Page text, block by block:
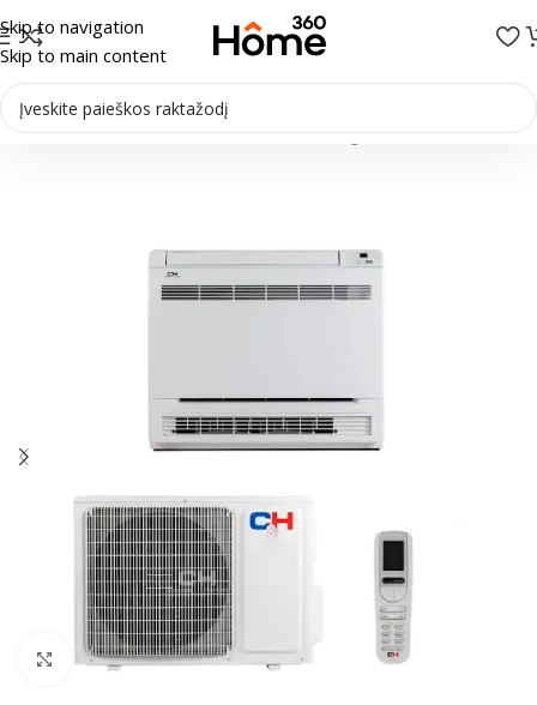
Skip to navigation
Skip to main content
siurbliai/Šilumos siurbliai Oras-oras/Palubiniai-grindiniai šilumos siurbliai
Paspauskite čia, kad padidinti